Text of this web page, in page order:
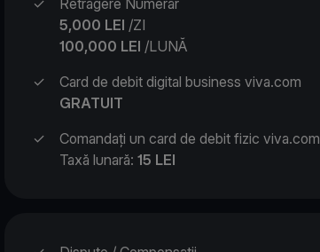
✓
Retragere Numerar
5,000 LEI /ZI
100,000 LEI /LUNĂ
✓
Card de debit digital business viva.com
GRATUIT
✓
Comandați un card de debit fizic viva.com
Taxă lunară: 15 LEI